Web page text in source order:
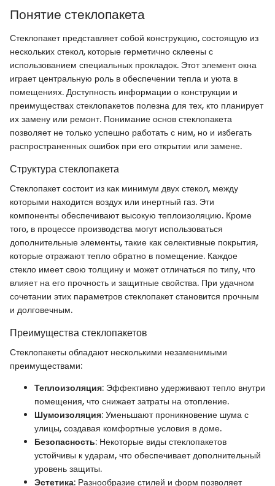
Понятие стеклопакета
Стеклопакет представляет собой конструкцию, состоящую из
нескольких стекол, которые герметично склеены с
использованием специальных прокладок. Этот элемент окна
играет центральную роль в обеспечении тепла и уюта в
помещениях. Доступность информации о конструкции и
преимуществах стеклопакетов полезна для тех, кто планирует
их замену или ремонт. Понимание основ стеклопакета
позволяет не только успешно работать с ним, но и избегать
распространенных ошибок при его открытии или замене.
Структура стеклопакета
Стеклопакет состоит из как минимум двух стекол, между
которыми находится воздух или инертный газ. Эти
компоненты обеспечивают высокую теплоизоляцию. Кроме
того, в процессе производства могут использоваться
дополнительные элементы, такие как селективные покрытия,
которые отражают тепло обратно в помещение. Каждое
стекло имеет свою толщину и может отличаться по типу, что
влияет на его прочность и защитные свойства. При удачном
сочетании этих параметров стеклопакет становится прочным
и долговечным.
Преимущества стеклопакетов
Стеклопакеты обладают несколькими незаменимыми
преимуществами:
Теплоизоляция: Эффективно удерживают тепло внутри
помещения, что снижает затраты на отопление.
Шумоизоляция: Уменьшают проникновение шума с
улицы, создавая комфортные условия в доме.
Безопасность: Некоторые виды стеклопакетов
устойчивы к ударам, что обеспечивает дополнительный
уровень защиты.
Эстетика: Разнообразие стилей и форм позволяет